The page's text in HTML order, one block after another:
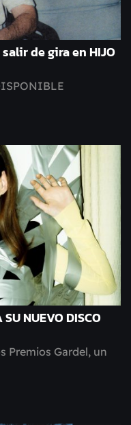
de gira en HIJO
NUEVO DISCO
Premios Gardel, un